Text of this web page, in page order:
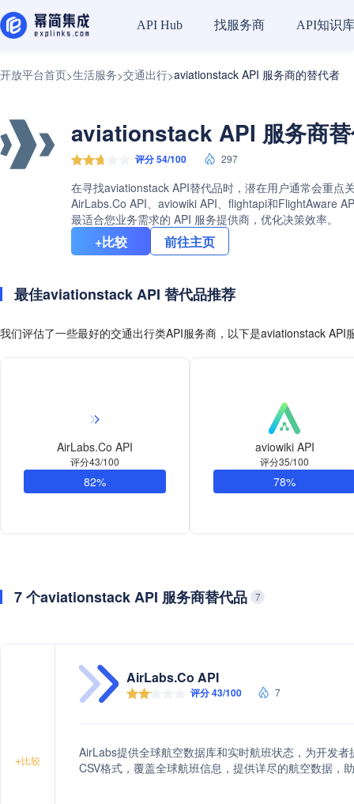
API Hub 找服务商 API知识库
开放平台首页>生活服务>交通出行>aviationstack API 服务商的替代者
aviationstack API 服务商
评分 54/100 297
在寻找aviationstack API替代品时，潜在用户通常会重点
AirLabs.Co API、aviowiki API、flightapi和FlightAware
最适合您业务需求的 API 服务提供商，优化决策效率。
+比较 前往主页
最佳aviationstack API 替代品推荐
我们评估了一些最好的交通出行类API服务商，以下是aviationstack API
AirLabs.Co API
评分43/100
82%
aviowiki API
评分35/100
78%
7 个aviationstack API 服务商替代品 7
+比较
AirLabs.Co API
评分 43/100 7
AirLabs提供全球航空数据库和实时航班状态，为开发
CSV格式，覆盖全球航班信息，提供详尽的航空数据，